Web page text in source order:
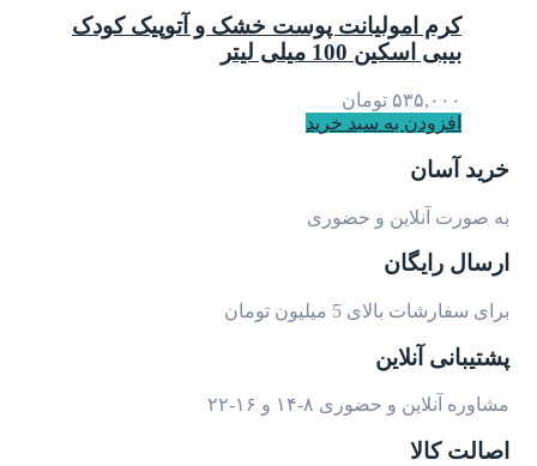
کرم امولیانت پوست خشک و آتوپیک کودک
بیبی اسکین 100 میلی لیتر
۵۳۵,۰۰۰ تومان
افزودن به سبد خرید
خرید آسان
به صورت آنلاین و حضوری
ارسال رایگان
برای سفارشات بالای 5 میلیون تومان
پشتیبانی آنلاین
مشاوره آنلاین و حضوری ۸-۱۴ و ۱۶-۲۲
اصالت کالا